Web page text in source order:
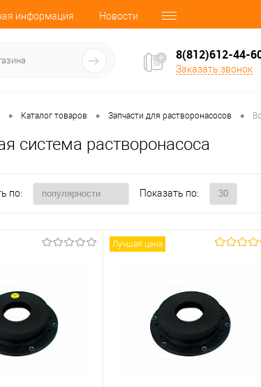
информация Новости
8(812)612-44-
Заказать звонок
• Каталог товаров • Запчасти для растворонасосов •
система растворонасоса
по: Показать по:
Лучшая цена